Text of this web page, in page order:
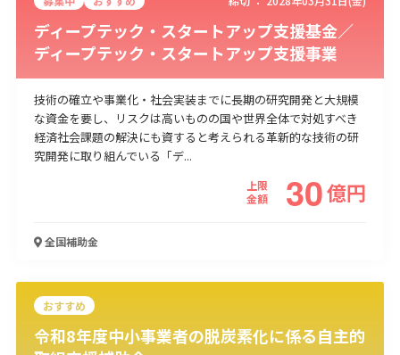
ディープテック・スタートアップ支援基金／
ディープテック・スタートアップ支援事業
技術の確立や事業化・社会実装までに長期の研究開発と大規模
な資金を要し、リスクは高いものの国や世界全体で対処すべき
経済社会課題の解決にも資すると考えられる革新的な技術の研
究開発に取り組んでいる「デ...
上限
金額
30億円
全国補助金
おすすめ
令和8年度中小事業者の脱炭素化に係る自主的